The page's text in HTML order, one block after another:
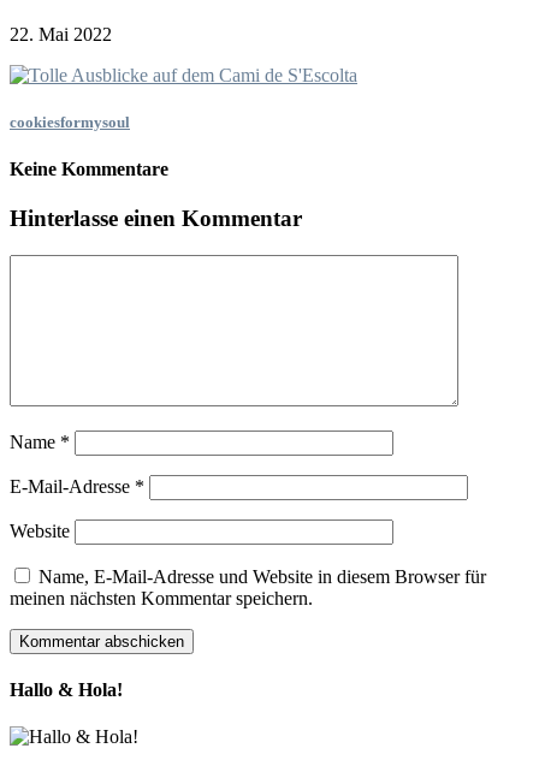
22. Mai 2022
cookiesformysoul
Keine Kommentare
Hinterlasse einen Kommentar
Name *
E-Mail-Adresse *
Website
Name, E-Mail-Adresse und Website in diesem Browser für
meinen nächsten Kommentar speichern.
Hallo & Hola!